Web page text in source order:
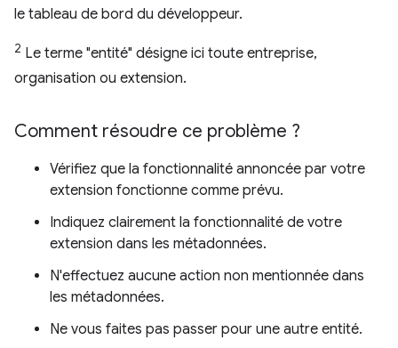
le tableau de bord du développeur.
2 Le terme "entité" désigne ici toute entreprise,
organisation ou extension.
Comment résoudre ce problème ?
Vérifiez que la fonctionnalité annoncée par votre
extension fonctionne comme prévu.
Indiquez clairement la fonctionnalité de votre
extension dans les métadonnées.
N'effectuez aucune action non mentionnée dans
les métadonnées.
Ne vous faites pas passer pour une autre entité.